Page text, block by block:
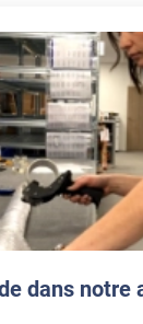
dans notre